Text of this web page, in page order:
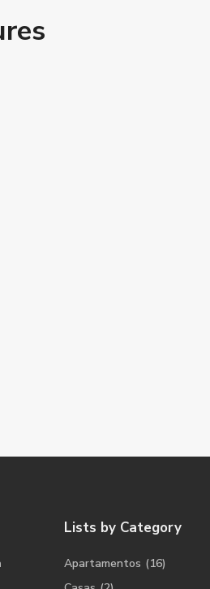
Lists by Category
Apartamentos (16)